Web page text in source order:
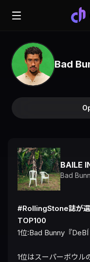
Bad
BAILE
Bad
#RollingStone誌が
TOP100
1位:Bad Bunny『DeBÍ
1位はスーパーボウル